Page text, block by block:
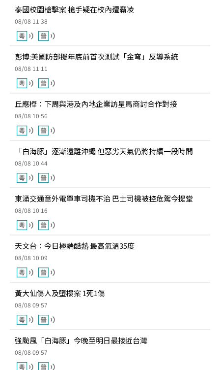
泰國校園槍擊案 槍手疑在校內遭霸凌
08/08 11:38
彭博:美國防部擬年底前首次測試「金穹」反導系統
08/08 11:11
丘應樺：下周與港及內地企業訪星馬商討合作對接
08/08 10:56
「白海豚」逐漸遠離沖繩 但惡劣天氣仍將持續一段時間
08/08 10:44
東涌交通意外電單車司機不治 巴士司機被控危駕今提堂
08/08 10:16
天文台：今日極端酷熱 最高氣溫35度
08/08 10:09
黃大仙傷人及墮樓案 1死1傷
08/08 09:57
強颱風「白海豚」今晚至明日最接近台灣
08/08 09:57